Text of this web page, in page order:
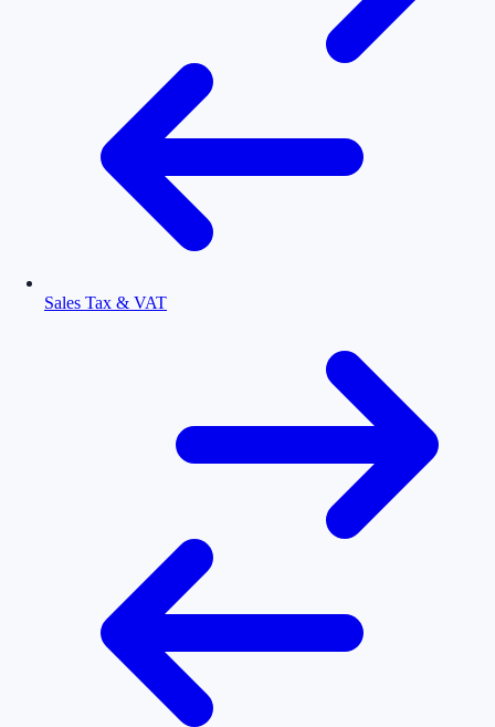
Sales Tax & VAT